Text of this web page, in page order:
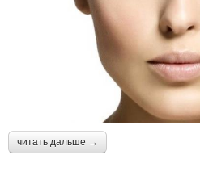
читать дальше →